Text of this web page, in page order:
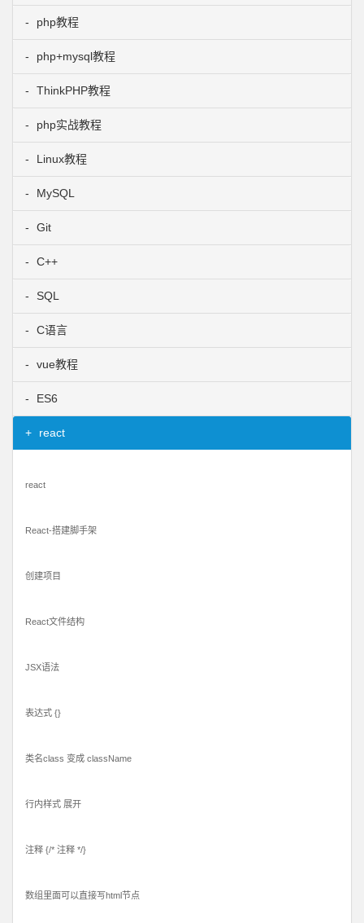
php教程
php+mysql教程
ThinkPHP教程
php实战教程
Linux教程
MySQL
Git
C++
SQL
C语言
vue教程
ES6
react
react
React-搭建脚手架
创建项目
React文件结构
JSX语法
表达式 {}
类名class 变成 className
行内样式 展开
注释 {/* 注释 */}
数组里面可以直接写html节点